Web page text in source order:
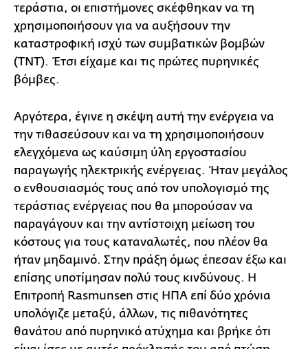
τεράστια, οι επιστήμονες σκέφθηκαν να τη
χρησιμοποιήσουν για να αυξήσουν την
καταστροφική ισχύ των συμβατικών βομβών
(TNT). Έτσι είχαμε και τις πρώτες πυρηνικές
βόμβες.
Αργότερα, έγινε η σκέψη αυτή την ενέργεια να
την τιθασεύσουν και να τη χρησιμοποιήσουν
ελεγχόμενα ως καύσιμη ύλη εργοστασίου
παραγωγής ηλεκτρικής ενέργειας. Ήταν μεγάλος
ο ενθουσιασμός τους από τον υπολογισμό της
τεράστιας ενέργειας που θα μπορούσαν να
παραγάγουν και την αντίστοιχη μείωση του
κόστους για τους καταναλωτές, που πλέον θα
ήταν μηδαμινό. Στην πράξη όμως έπεσαν έξω και
επίσης υποτίμησαν πολύ τους κινδύνους. Η
Επιτροπή Rasmunsen στις ΗΠΑ επί δύο χρόνια
υπολόγιζε μεταξύ, άλλων, τις πιθανότητες
θανάτου από πυρηνικό ατύχημα και βρήκε ότι